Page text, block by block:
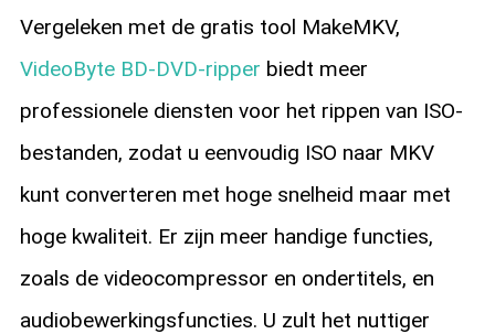
Vergeleken met de gratis tool MakeMKV,
VideoByte BD-DVD-ripper biedt meer
professionele diensten voor het rippen van ISO-
bestanden, zodat u eenvoudig ISO naar MKV
kunt converteren met hoge snelheid maar met
hoge kwaliteit. Er zijn meer handige functies,
zoals de videocompressor en ondertitels, en
audiobewerkingsfuncties. U zult het nuttiger